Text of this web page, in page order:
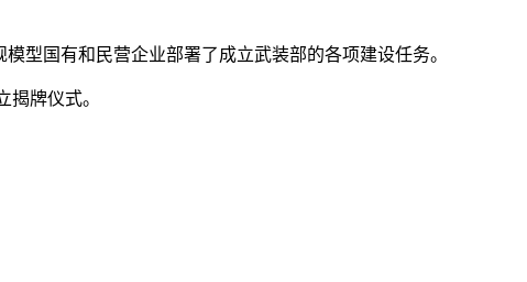
型国有和民营企业部署了成立武装部的各项建设任务。
牌仪式。